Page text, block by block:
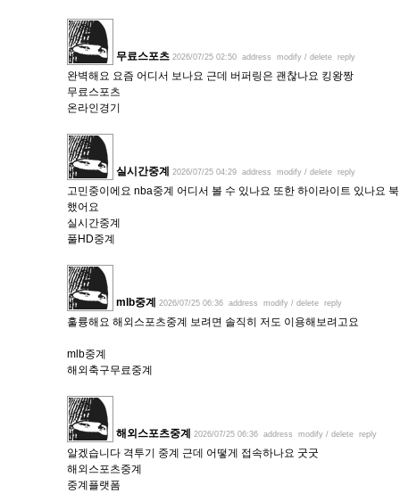
무료스포츠 2026/07/25 02:50 address modify / delete reply
완벽해요 요즘 어디서 보나요 근데 버퍼링은 괜찮나요 킹왕짱
무료스포츠
온라인경기
실시간중계 2026/07/25 04:29 address modify / delete reply
고민중이에요 nba중계 어디서 볼 수 있나요 또한 하이라이트 있나요
했어요
실시간중계
풀HD중계
mlb중계 2026/07/25 06:36 address modify / delete reply
훌륭해요 해외스포츠중계 보려면 솔직히 저도 이용해보려고요
mlb중계
해외축구무료중계
해외스포츠중계 2026/07/25 06:36 address modify / delete reply
알겠습니다 격투기 중계 근데 어떻게 접속하나요 굿굿
해외스포츠중계
중계플랫폼